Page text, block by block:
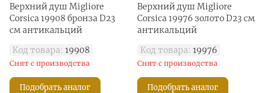
Верхний душ Migliore
Corsica 19908 бронза D23
см антикальций
Код товара: 19908
Снят с производства
Подобрать аналог
Верхний душ Migliore
Corsica 19976 золото D23 см
антикальций
Код товара: 19976
Снят с производства
Подобрать аналог